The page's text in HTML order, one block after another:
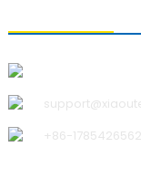
+86-